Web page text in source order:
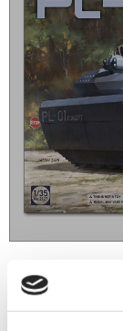
529sek